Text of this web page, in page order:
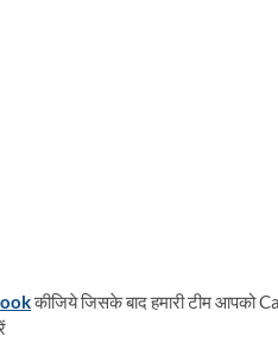
कीजिये जिसके बाद हमारी टीम आपको